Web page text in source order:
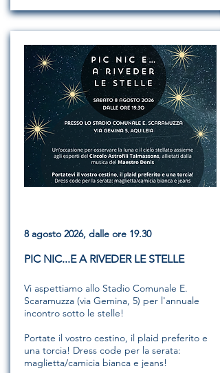
8 agosto 2026, dalle ore 19.30
PIC NIC...E A RIVEDER LE STELLE
Vi aspettiamo allo Stadio Comunale E.
Scaramuzza (via Gemina, 5) per l'annuale
incontro sotto le stelle!
Portate il vostro cestino, il plaid preferito e
una torcia! Dress code per la serata:
maglietta/camicia bianca e jeans!